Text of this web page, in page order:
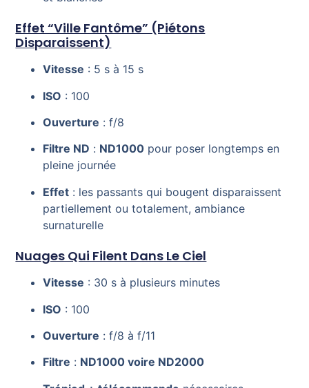
Effet “ville Fantôme” (piétons
Disparaissent)
Vitesse : 5 s à 15 s
ISO : 100
Ouverture : f/8
Filtre ND : ND1000 pour poser longtemps en
pleine journée
Effet : les passants qui bougent disparaissent
partiellement ou totalement, ambiance
surnaturelle
Nuages Qui Filent Dans Le Ciel
Vitesse : 30 s à plusieurs minutes
ISO : 100
Ouverture : f/8 à f/11
Filtre : ND1000 voire ND2000